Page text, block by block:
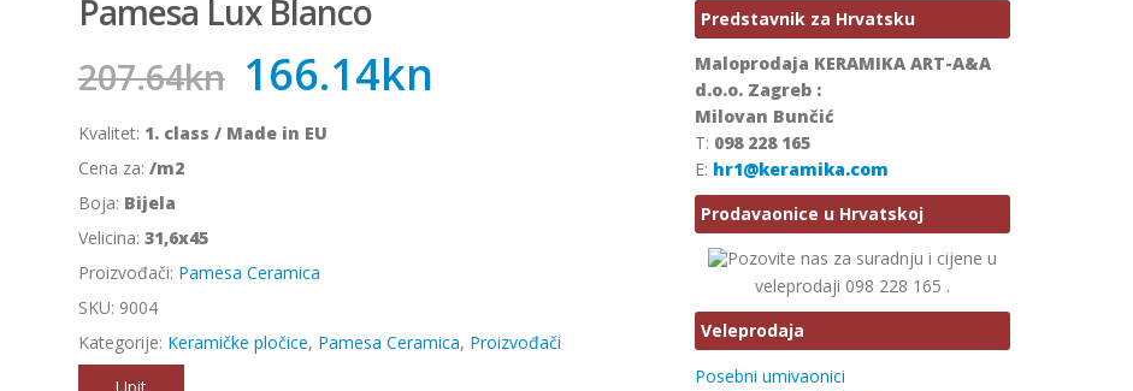
Pamesa Lux Blanco
207.64kn 166.14kn
Kvalitet: 1. class / Made in EU
Cena za: /m2
Boja: Bijela
Velicina: 31,6x45
Proizvođači: Pamesa Ceramica
SKU: 9004
Kategorije: Keramičke pločice, Pamesa Ceramica, Proizvođači
Predstavnik za Hrvatsku
Maloprodaja KERAMIKA ART-A&A
d.o.o. Zagreb :
Milovan Bunčić
T: 098 228 165
E: hr1@keramika.com
Prodavaonice u Hrvatskoj
Pozovite nas za suradnju i cijene u
veleprodaji 098 228 165 .
Veleprodaja
Posebni umivaonici